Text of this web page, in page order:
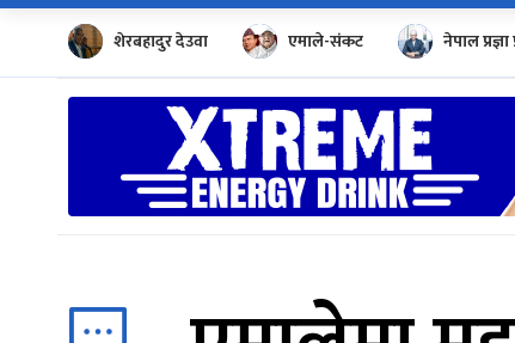
शेरबहादुर देउवा एमाले-संकट नेपाल प्रज्ञा